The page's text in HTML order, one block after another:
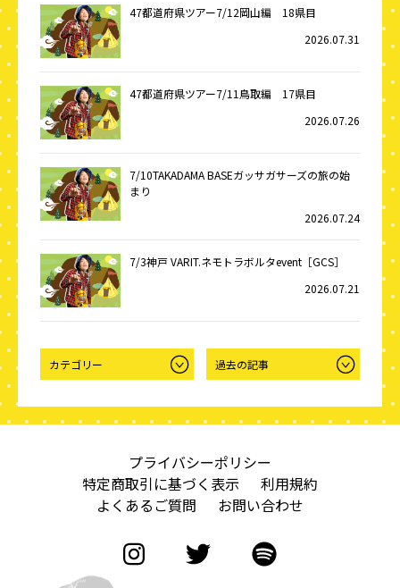
47都道府県ツアー7/12岡山編 18県目
2026.07.31
47都道府県ツアー7/11鳥取編 17県目
2026.07.26
7/10TAKADAMA BASEガッサガサーズの旅の始
まり
2026.07.24
7/3神戸 VARIT.ネモトラボルタevent［GCS］
2026.07.21
プライバシーポリシー
特定商取引に基づく表示
利用規約
よくあるご質問
お問い合わせ